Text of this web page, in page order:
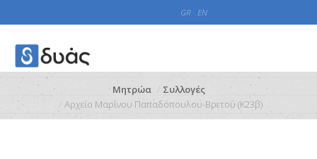
GR EN
Μητρώα
Συλλογές
Αρχείο Μαρίνου Παπαδόπουλου-Βρετού (Κ23β)